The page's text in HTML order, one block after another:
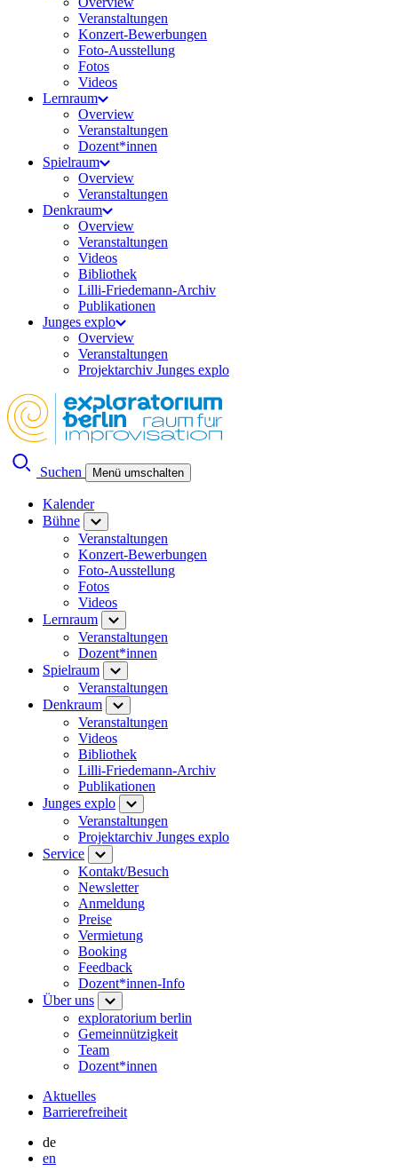
Veranstaltungen
Konzert-Bewerbungen
Foto-Ausstellung
Fotos
Videos
Lernraum
Overview
Veranstaltungen
Dozent*innen
Spielraum
Overview
Veranstaltungen
Denkraum
Overview
Veranstaltungen
Videos
Bibliothek
Lilli-Friedemann-Archiv
Publikationen
Junges explo
Overview
Veranstaltungen
Projektarchiv Junges explo
Suchen Menü umschalten
Kalender
Bühne
Veranstaltungen
Konzert-Bewerbungen
Foto-Ausstellung
Fotos
Videos
Lernraum
Veranstaltungen
Dozent*innen
Spielraum
Veranstaltungen
Denkraum
Veranstaltungen
Videos
Bibliothek
Lilli-Friedemann-Archiv
Publikationen
Junges explo
Veranstaltungen
Projektarchiv Junges explo
Service
Kontakt/Besuch
Newsletter
Anmeldung
Preise
Vermietung
Booking
Feedback
Dozent*innen-Info
Über uns
exploratorium berlin
Gemeinnützigkeit
Team
Dozent*innen
Aktuelles
Barrierefreiheit
de
en